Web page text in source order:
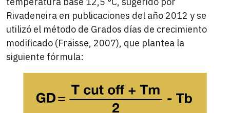
Rivadeneira en publicaciones del año 2012 y se
utilizó el método de Grados días de crecimiento
modificado (Fraisse, 2007), que plantea la
siguiente fórmula: